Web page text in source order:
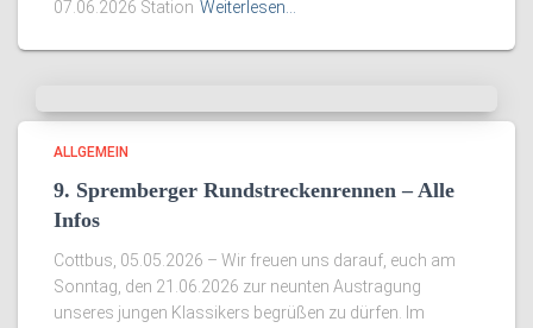
07.06.2026 Station Weiterlesen…
ALLGEMEIN
9. Spremberger Rundstreckenrennen – Alle
Infos
Cottbus, 05.05.2026 – Wir freuen uns darauf, euch am
Sonntag, den 21.06.2026 zur neunten Austragung
unseres jungen Klassikers begrüßen zu dürfen. Im